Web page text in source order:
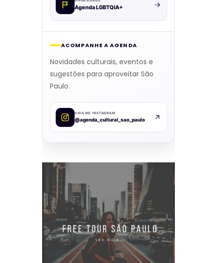
Agenda LGBTQIA+
ACOMPANHE A AGENDA
Novidades culturais, eventos e
sugestões para aproveitar São
Paulo.
SIGA NO INSTAGRAM
@agenda_cultural_sao_paulo